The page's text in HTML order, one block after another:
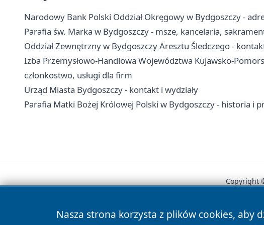
Narodowy Bank Polski Oddział Okręgowy w Bydgoszczy -
Parafia św. Marka w Bydgoszczy - msze, kancelaria,
Oddział Zewnętrzny w Bydgoszczy Aresztu Śledczego -
Izba Przemysłowo-Handlowa Województwa Kujawsko-
członkostwo, usługi dla firm
Urząd Miasta Bydgoszczy - kontakt i wydziały
Parafia Matki Bożej Królowej Polski w Bydgoszczy - historia i
Nasza strona korzysta z plików cookies, aby
Copyright
News